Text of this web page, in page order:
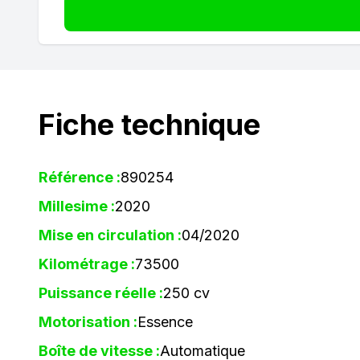
Fiche technique
Référence :890254
Millesime :2020
Mise en circulation :04/2020
Kilométrage :73500
Puissance réelle :250 cv
Motorisation :Essence
Boîte de vitesse :Automatique